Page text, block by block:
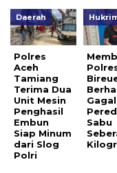
Daerah
Polres
Aceh
Tamiang
Terima Dua
Unit Mesin
Penghasil
Embun
Siap Minum
dari Slog
Polri
Sabu